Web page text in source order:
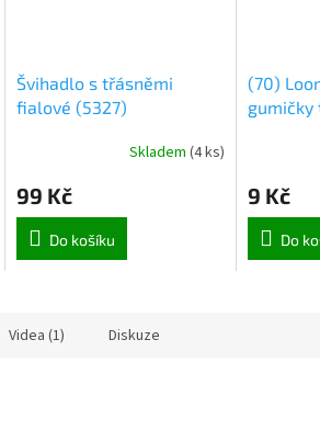
Švihadlo s třásněmi
fialové (5327)
Skladem (4 ks)
99 Kč
Do košíku
(70)
gumičky
9 Kč
Do
Videa (1) Diskuze